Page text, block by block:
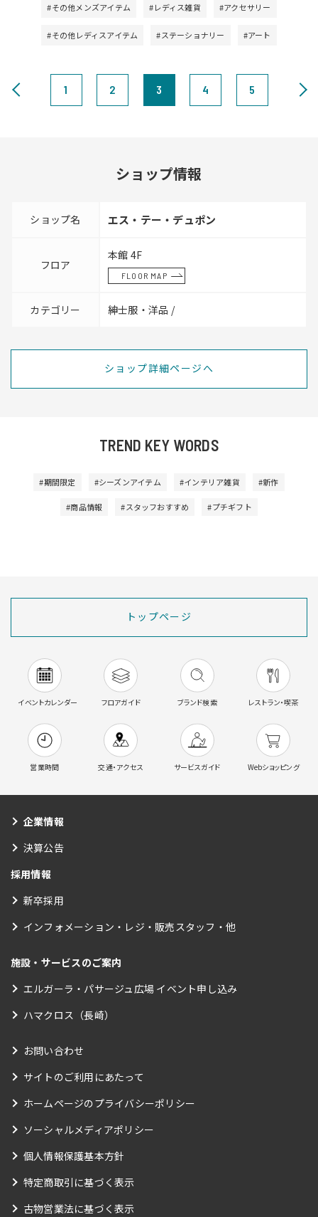
#その他メンズアイテム #レディス雑貨 #アクセサリー
#その他レディスアイテム #ステーショナリー #アート
1 2 3 4 5
ショップ情報
ショップ名 エス・テー・デュポン
フロア
本館 4F
FLOOR MAP
カテゴリー 紳士服・洋品 /
ショップ詳細ページへ
TREND KEY WORDS
#期間限定 #シーズンアイテム #インテリア雑貨 #新作
#商品情報 #スタッフおすすめ #プチギフト
トップページ
イベントカレンダー フロアガイド ブランド検索 レストラン・喫茶
営業時間 交通・アクセス サービスガイド Webショッピング
企業情報
決算公告
採用情報
新卒採用
インフォメーション・レジ・販売スタッフ・他
施設・サービスのご案内
エルガーラ・パサージュ広場 イベント申し込み
ハマクロス（長崎）
お問い合わせ
サイトのご利用にあたって
ホームページのプライバシーポリシー
ソーシャルメディアポリシー
個人情報保護基本方針
特定商取引に基づく表示
古物営業法に基づく表示